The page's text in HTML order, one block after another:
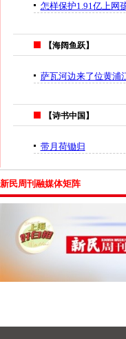
怎样保护1.91亿上网
【海阔鱼跃】
萨瓦河边来了位黄浦
【诗书中国】
带月荷锄归
新民周刊融媒体矩阵